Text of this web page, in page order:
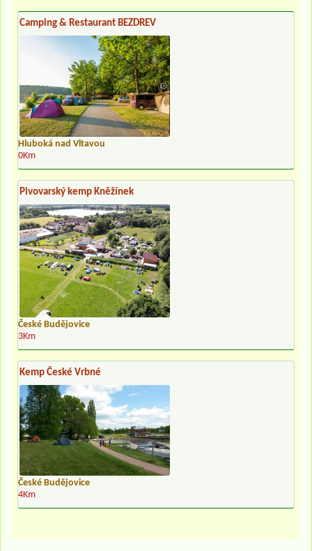
Camping & Restaurant BEZDREV
Hluboká nad Vltavou
0Km
Pivovarský kemp Kněžínek
České Budějovice
3Km
Kemp České Vrbné
České Budějovice
4Km